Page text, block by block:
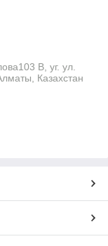
В, уг. ул.
Казахстан